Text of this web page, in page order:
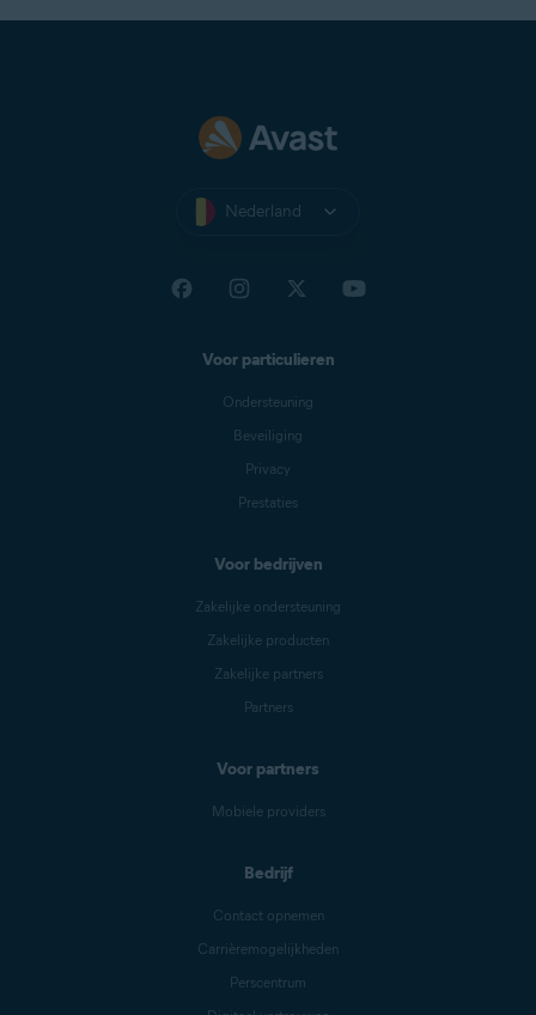
Nederland
Voor particulieren
Ondersteuning
Beveiliging
Privacy
Prestaties
Voor bedrijven
Zakelijke ondersteuning
Zakelijke producten
Zakelijke partners
Partners
Voor partners
Mobiele providers
Bedrijf
Contact opnemen
Carrièremogelijkheden
Perscentrum